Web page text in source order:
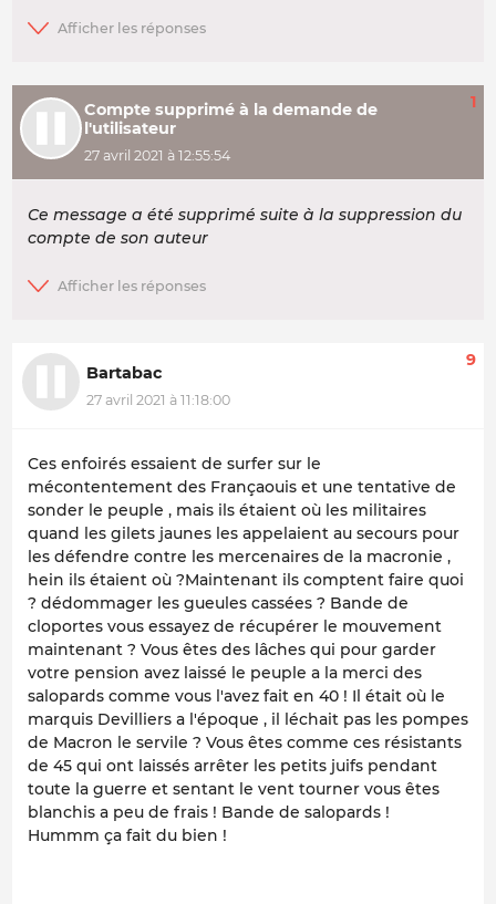
Compte supprimé à la demande de
l'utilisateur
27 avril 2021 à 12:55:54
1
Ce message a été supprimé suite à la suppression du
compte de son auteur
Bartabac
27 avril 2021 à 11:18:00
9
Ces enfoirés essaient de surfer sur le
mécontentement des Françaouis et une tentative de
sonder le peuple , mais ils étaient où les militaires
quand les gilets jaunes les appelaient au secours pour
les défendre contre les mercenaires de la macronie ,
hein ils étaient où ?Maintenant ils comptent faire quoi
? dédommager les gueules cassées ? Bande de
cloportes vous essayez de récupérer le mouvement
maintenant ? Vous êtes des lâches qui pour garder
votre pension avez laissé le peuple a la merci des
salopards comme vous l'avez fait en 40 ! Il était où le
marquis Devilliers a l'époque , il léchait pas les pompes
de Macron le servile ? Vous êtes comme ces résistants
de 45 qui ont laissés arrêter les petits juifs pendant
toute la guerre et sentant le vent tourner vous êtes
blanchis a peu de frais ! Bande de salopards !
Hummm ça fait du bien !